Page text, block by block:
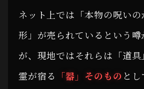
ネット上では「本物の呪いの
形」が売られているという噂
が、現地ではそれらは「道
霊が宿る
「器」そのもの と